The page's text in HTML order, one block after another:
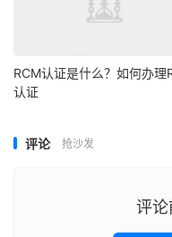
RCM认证是什么？如何办理
认证
评论 抢沙发
评论